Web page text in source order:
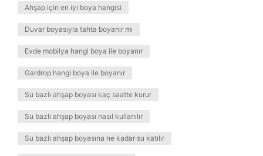
Ahşap için en iyi boya hangisi
Duvar boyasıyla tahta boyanır mı
Evde mobilya hangi boya ile boyanır
Gardrop hangi boya ile boyanır
Su bazlı ahşap boyası kaç saatte kurur
Su bazlı ahşap boyası nasıl kullanılır
Su bazlı ahşap boyasına ne kadar su katılır